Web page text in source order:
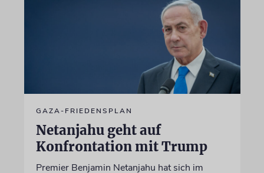
GAZA-FRIEDENSPLAN
Netanjahu geht auf
Konfrontation mit Trump
Premier Benjamin Netanjahu hat sich im